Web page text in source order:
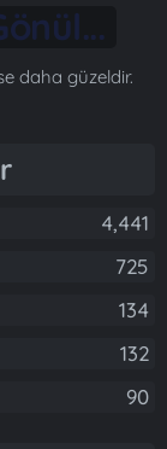
daha güzeldir.
4,441
725
134
132
90